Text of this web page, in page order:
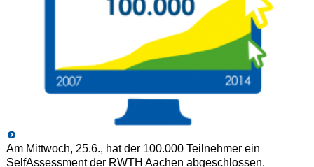
Am Mittwoch, 25.6., hat der 100.000 Teilnehmer ein
SelfAssessment der RWTH Aachen abgeschlossen.